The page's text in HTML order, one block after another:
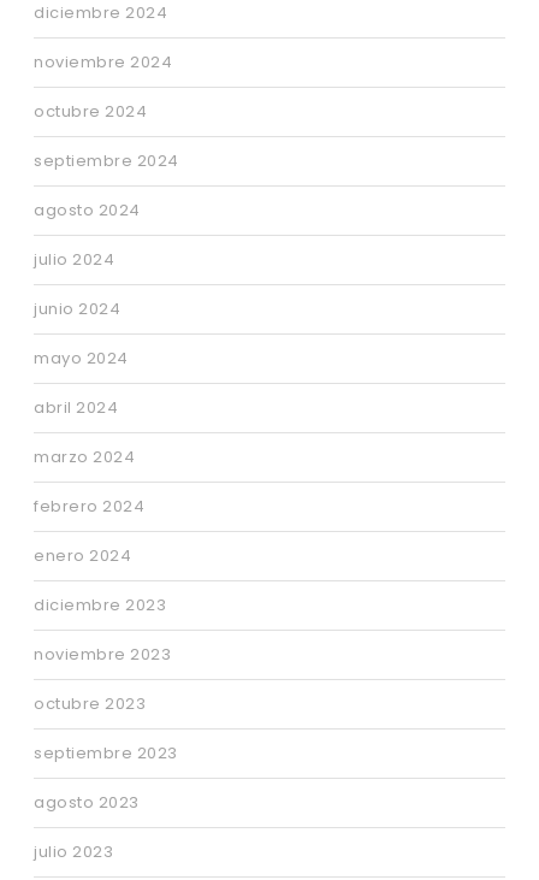
diciembre 2024
noviembre 2024
octubre 2024
septiembre 2024
agosto 2024
julio 2024
junio 2024
mayo 2024
abril 2024
marzo 2024
febrero 2024
enero 2024
diciembre 2023
noviembre 2023
octubre 2023
septiembre 2023
agosto 2023
julio 2023